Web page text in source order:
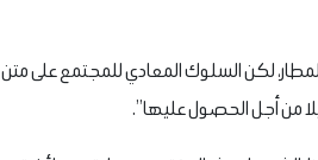
لكن السلوك المعادي للمجتمع على متن
من أجل الحصول عليها”.